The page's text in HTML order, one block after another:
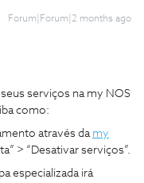
Forum|Forum|2 months ago
serviços na my NOS
como:
através da my
> “Desativar serviços”.
especializada irá